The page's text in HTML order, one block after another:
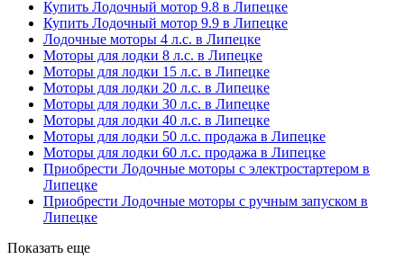
Купить Лодочный мотор 9.8 в Липецке
Купить Лодочный мотор 9.9 в Липецке
Лодочные моторы 4 л.с. в Липецке
Моторы для лодки 8 л.с. в Липецке
Моторы для лодки 15 л.с. в Липецке
Моторы для лодки 20 л.с. в Липецке
Моторы для лодки 30 л.с. в Липецке
Моторы для лодки 40 л.с. в Липецке
Моторы для лодки 50 л.с. продажа в Липецке
Моторы для лодки 60 л.с. продажа в Липецке
Приобрести Лодочные моторы с электростартером в
Липецке
Приобрести Лодочные моторы с ручным запуском в
Липецке
Показать еще